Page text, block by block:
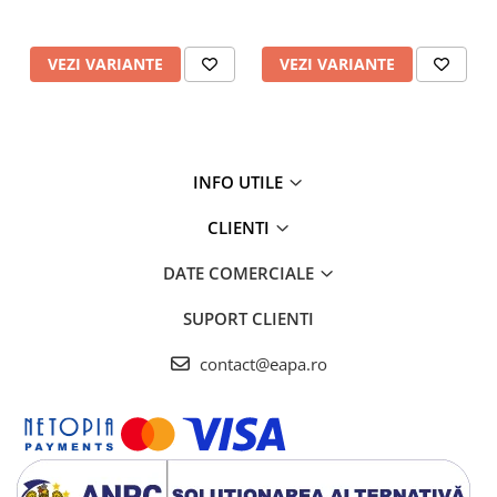
VEZI VARIANTE VEZI VARIANTE
INFO UTILE
CLIENTI
DATE COMERCIALE
SUPORT CLIENTI
contact@eapa.ro